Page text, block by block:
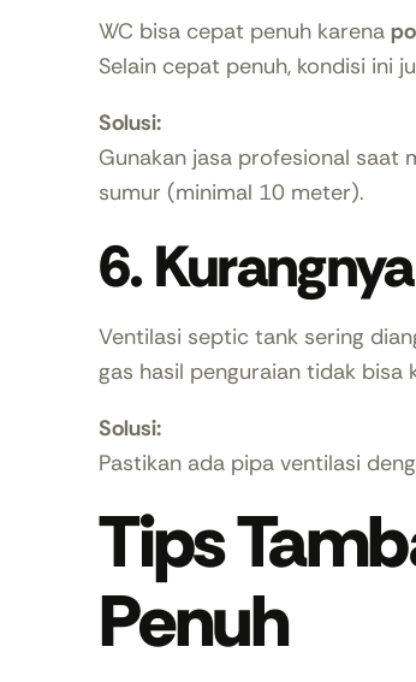
WC bisa cepat penuh karena
Selain cepat penuh, kondisi ini
Solusi:
Gunakan jasa profesional saat
sumur (minimal 10 meter).
6.
Ventilasi septic tank sering
gas hasil penguraian tidak bisa
Solusi:
Pastikan ada pipa ventilasi
Tips
Penuh